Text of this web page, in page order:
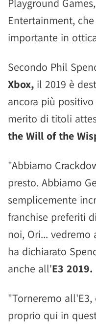
Playground
Entertainment,
importante in
Secondo Phil
Xbox, il 2019 è
ancora più
merito di titoli
the Will of the
"Abbiamo
presto. Abbiamo
semplicemente
franchise preferiti
noi, Ori... vedremo
ha dichiarato
anche all'E3 2019.
"Torneremo all'E3,
proprio qui in